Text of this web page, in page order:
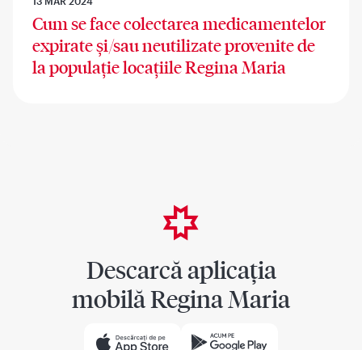
Cum se face colectarea medicamentelor
expirate și/sau neutilizate provenite de
la populație locațiile Regina Maria
Descarcă aplicația
mobilă Regina Maria